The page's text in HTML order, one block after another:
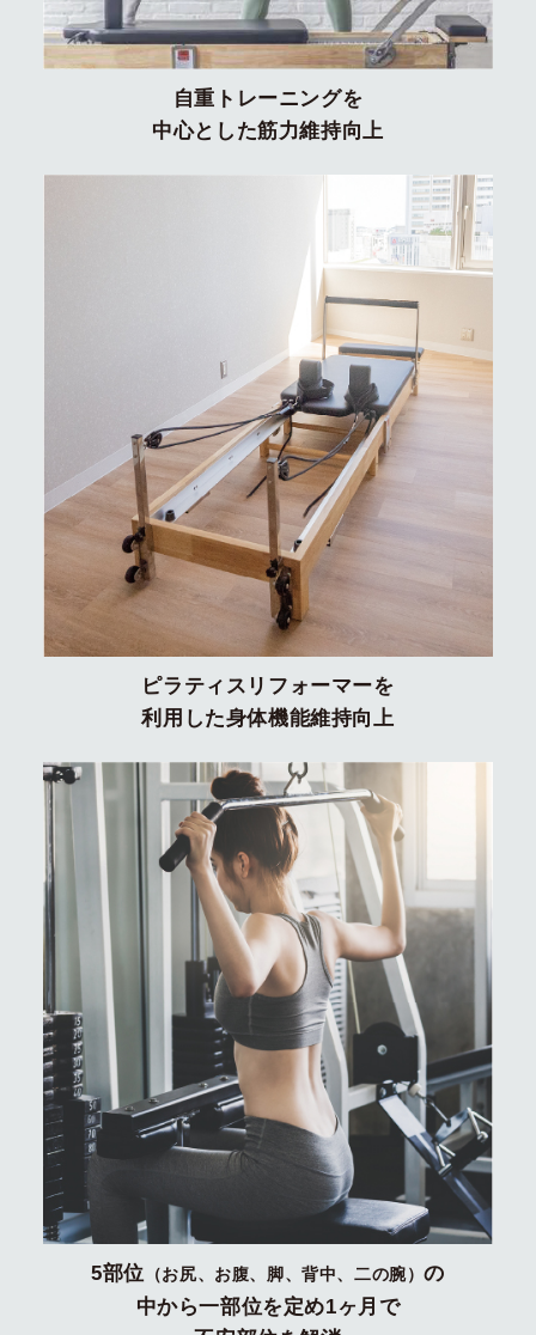
自重トレーニングを
中心とした筋力維持向上
ピラティスリフォーマーを
利用した身体機能維持向上
5部位 （お尻、お腹、脚、背中、二の腕）の
中から一部位を定め1ヶ月で